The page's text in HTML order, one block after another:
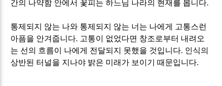
간의 나약함 안에서 꽃피는 하느님 나라의 현재를 봅니다.
통제되지 않는 나와 통제되지 않는 너는 나에게 고통스런
아픔을 안겨줍니다. 고통이 없었다면 창조로부터 내려오
는 선의 흐름이 나에게 전달되지 못했을 것입니다. 인식의
상반된 터널을 지나야 밝은 미래가 보이기 때문입니다.